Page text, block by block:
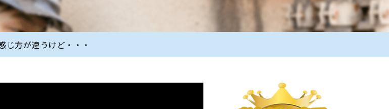
じ方が違うけど・・・